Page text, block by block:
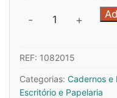
Quantidade
Espiral
A5
Quadriculado
- +
REF: 1082015
Categorias: Cadernos e
Escritório e Papelaria